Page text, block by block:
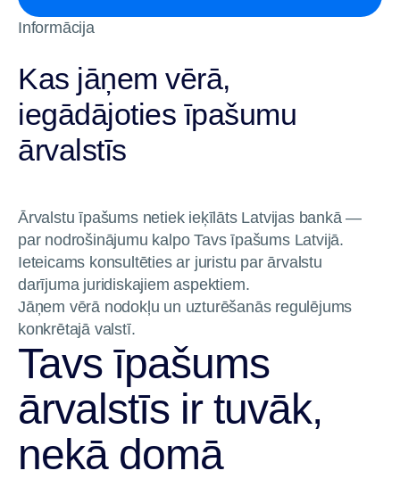
Informācija
Kas jāņem vērā,
iegādājoties īpašumu
ārvalstīs
Ārvalstu īpašums netiek ieķīlāts Latvijas bankā —
par nodrošinājumu kalpo Tavs īpašums Latvijā.
Ieteicams konsultēties ar juristu par ārvalstu
darījuma juridiskajiem aspektiem.
Jāņem vērā nodokļu un uzturēšanās regulējums
konkrētajā valstī.
Tavs īpašums
ārvalstīs ir tuvāk,
nekā domā